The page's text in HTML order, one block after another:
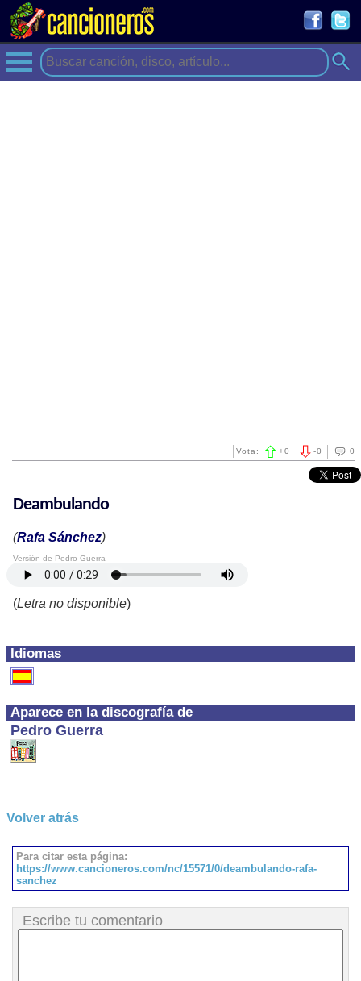
0
-0
Vota: +0
Idiomas
Aparece en la discografía de
Pedro Guerra
Deambulando
(Rafa Sánchez)
Versión de Pedro Guerra
(Letra no disponible)
Volver atrás
Para citar esta página:
https://www.cancioneros.com/nc/15571/0/deambulando-rafa-
sanchez
Escribe tu comentario